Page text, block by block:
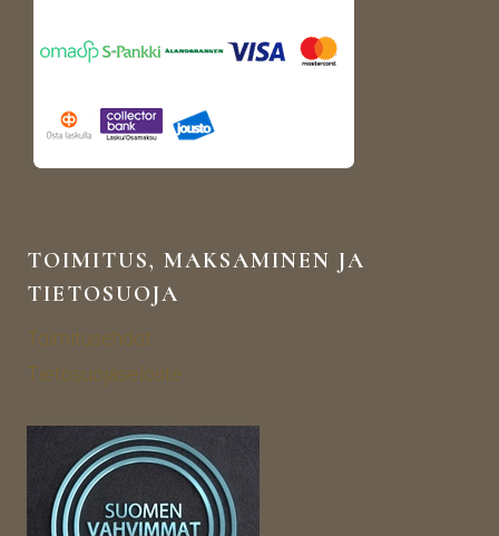
TOIMITUS, MAKSAMINEN JA
TIETOSUOJA
Toimitusehdot
Tietosuojaseloste